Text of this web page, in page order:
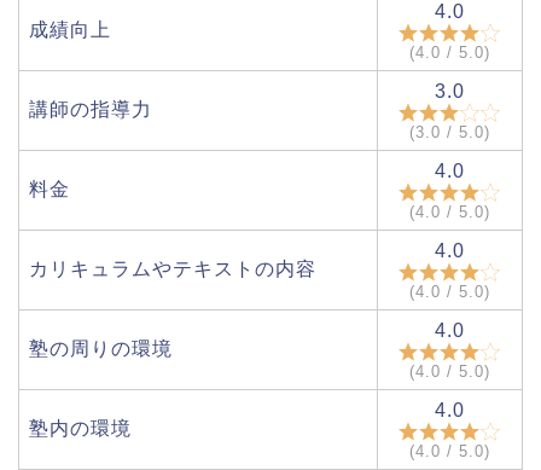
成績向上
4.0
(4.0 / 5.0)
講師の指導力
3.0
(3.0 / 5.0)
料金
4.0
(4.0 / 5.0)
カリキュラムやテキストの内容
4.0
(4.0 / 5.0)
塾の周りの環境
4.0
(4.0 / 5.0)
塾内の環境
4.0
(4.0 / 5.0)